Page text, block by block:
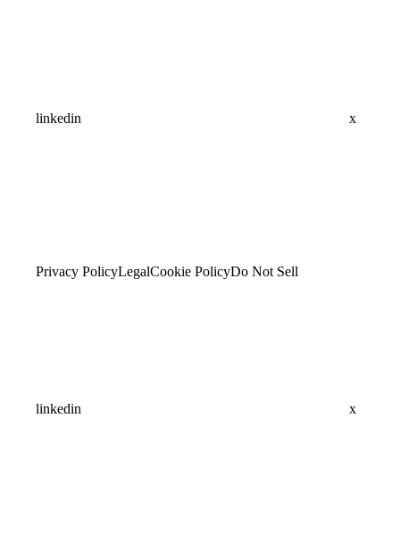
linkedin x
Privacy PolicyLegalCookie PolicyDo Not Sell
linkedin x